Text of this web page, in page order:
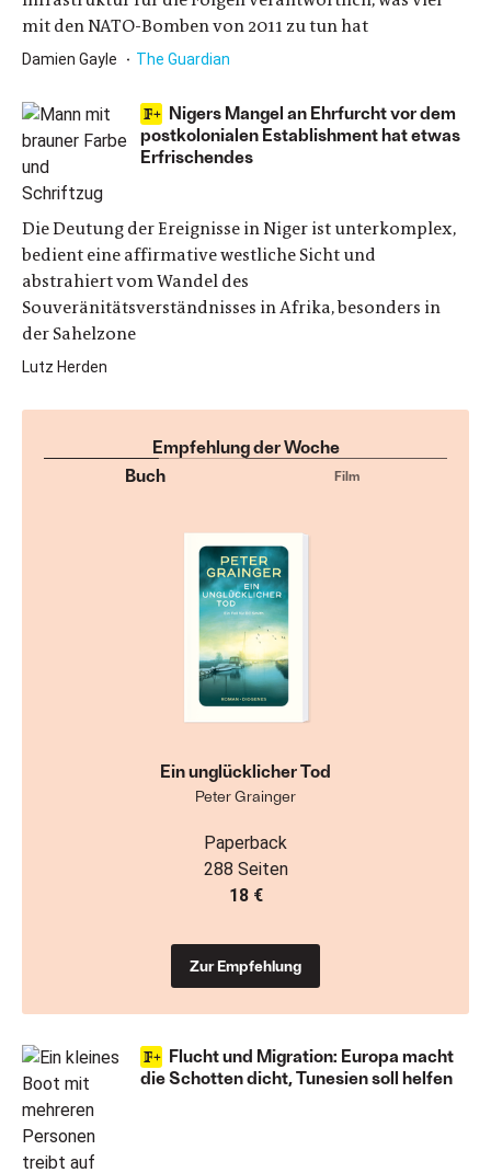
mit den NATO-Bomben von 2011 zu tun hat
Damien Gayle The Guardian
Nigers Mangel an Ehrfurcht vor dem
postkolonialen Establishment hat etwas
Erfrischendes
Die Deutung der Ereignisse in Niger ist unterkomplex,
bedient eine affirmative westliche Sicht und
abstrahiert vom Wandel des
Souveränitätsverständnisses in Afrika, besonders in
der Sahelzone
Lutz Herden
Flucht und Migration: Europa macht
die Schotten dicht, Tunesien soll helfen
Empfehlung der Woche
Buch
Film
Ein unglücklicher Tod
Peter Grainger
Paperback
288 Seiten
18 €
Zur Empfehlung